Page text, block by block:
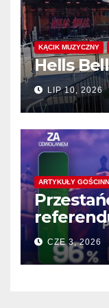
KĄCIK MUZYCZNY
Hells
LIP 10, 2026
ARTYKUŁY
CZE 3, 2026